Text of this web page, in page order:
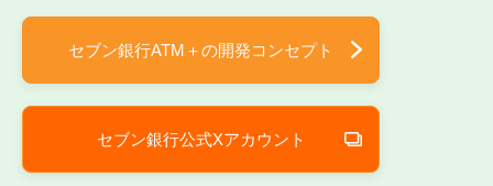
セブン銀行ATM＋の開発コンセプト
セブン銀行公式Xアカウント